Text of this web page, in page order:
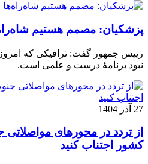
پزشکیان: مصمم هستیم
رییس جمهور گفت: ترافیکی که امروز
نبود برنامۀ درست و علمی است.
27 آذر 1404
از تردد در محورهای
کشور اجتناب کنید